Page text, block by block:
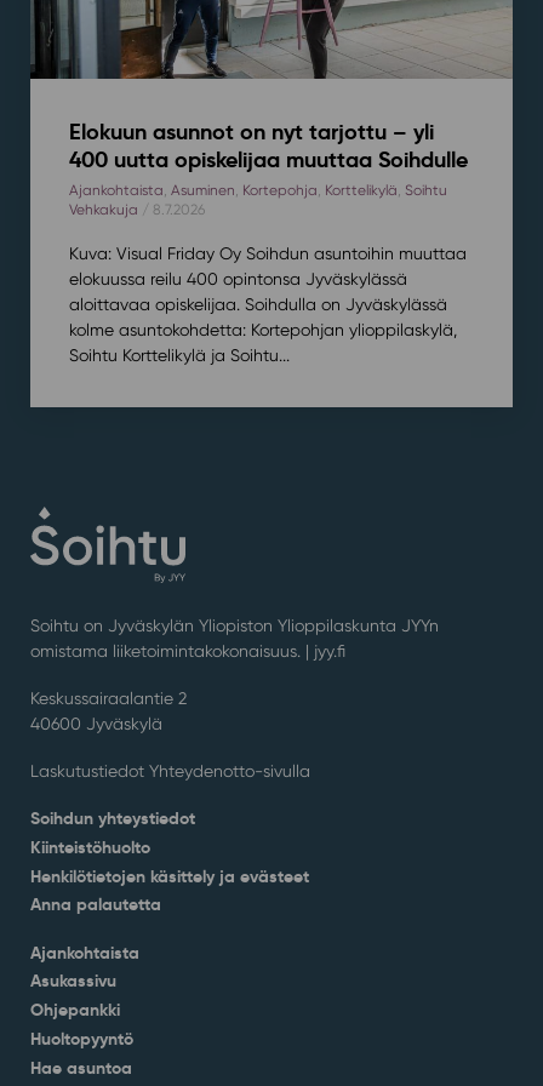
Elokuun asunnot on nyt tarjottu – yli
400 uutta opiskelijaa muuttaa Soihdulle
Ajankohtaista, Asuminen, Kortepohja, Korttelikylä, Soihtu
Vehkakuja / 8.7.2026
Kuva: Visual Friday Oy Soihdun asuntoihin muuttaa
elokuussa reilu 400 opintonsa Jyväskylässä
aloittavaa opiskelijaa. Soihdulla on Jyväskylässä
kolme asuntokohdetta: Kortepohjan ylioppilaskylä,
Soihtu Korttelikylä ja Soihtu...
Soihtu on Jyväskylän Yliopiston Ylioppilaskunta JYYn
omistama liiketoimintakokonaisuus. | jyy.fi
Keskussairaalantie 2
40600 Jyväskylä
Laskutustiedot Yhteydenotto-sivulla
Soihdun yhteystiedot
Kiinteistöhuolto
Henkilötietojen käsittely ja evästeet
Anna palautetta
Ajankohtaista
Asukassivu
Ohjepankki
Huoltopyyntö
Hae asuntoa